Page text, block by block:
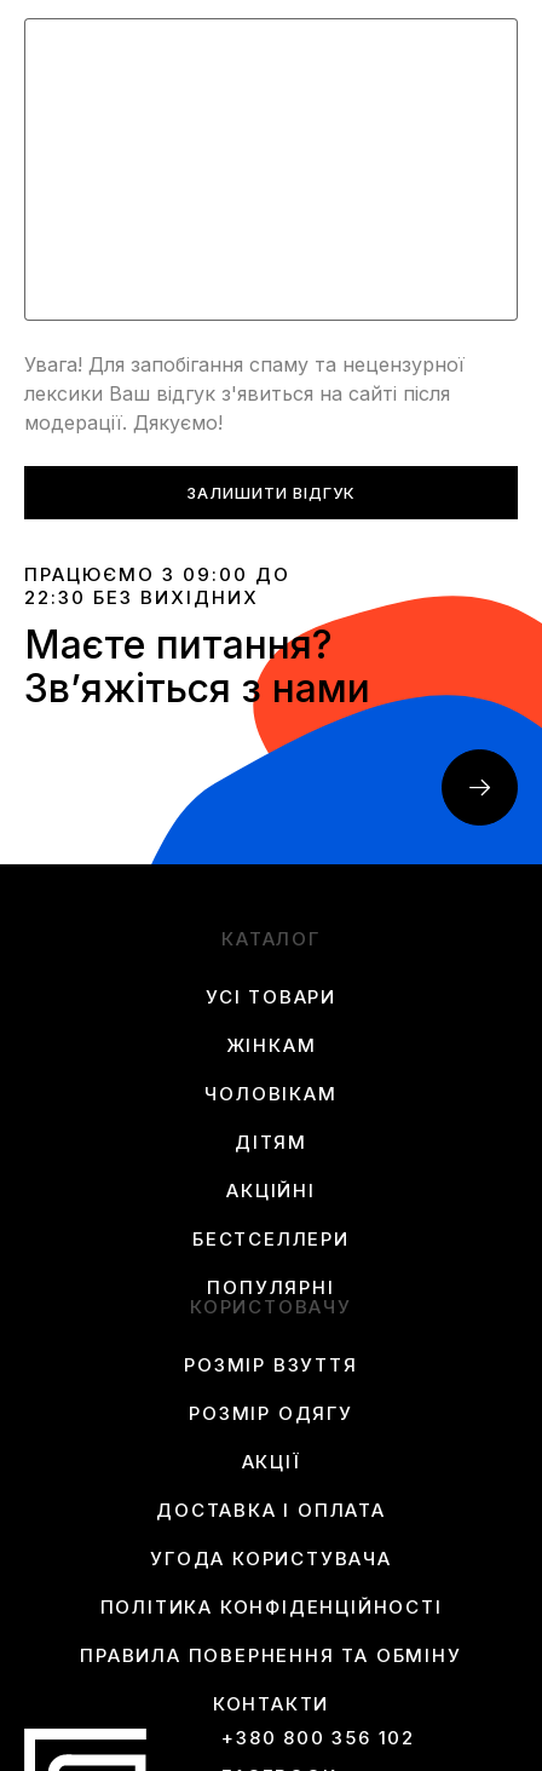
Увага! Для запобігання спаму та нецензурної
лексики Ваш відгук з'явиться на сайті після
модерації. Дякуємо!
ЗАЛИШИТИ ВІДГУК
ПРАЦЮЄМО З 09:00 ДО
22:30 БЕЗ ВИХІДНИХ
Маєте питання?
Звʼяжіться з нами
КАТАЛОГ
УСІ ТОВАРИ
ЖІНКАМ
ЧОЛОВІКАМ
ДІТЯМ
АКЦІЙНІ
БЕСТСЕЛЛЕРИ
ПОПУЛЯРНІ
КОРИСТОВАЧУ
РОЗМІР ВЗУТТЯ
РОЗМІР ОДЯГУ
АКЦІЇ
ДОСТАВКА І ОПЛАТА
УГОДА КОРИСТУВАЧА
ПОЛІТИКА КОНФІДЕНЦІЙНОСТІ
ПРАВИЛА ПОВЕРНЕННЯ ТА ОБМІНУ
КОНТАКТИ
+380 800 356 102